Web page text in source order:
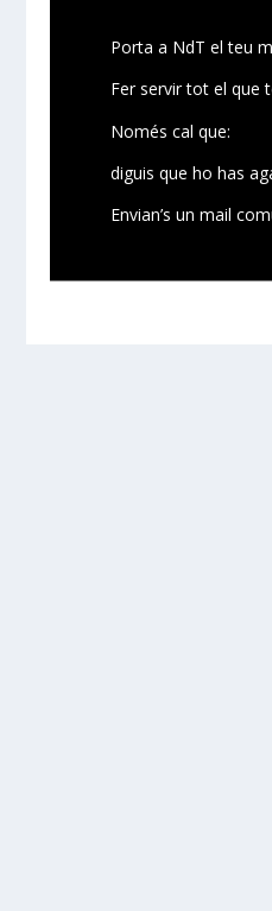
Porta a NdT el teu
Fer servir tot el que
Només cal que:
diguis que ho has
Envian’s un mail